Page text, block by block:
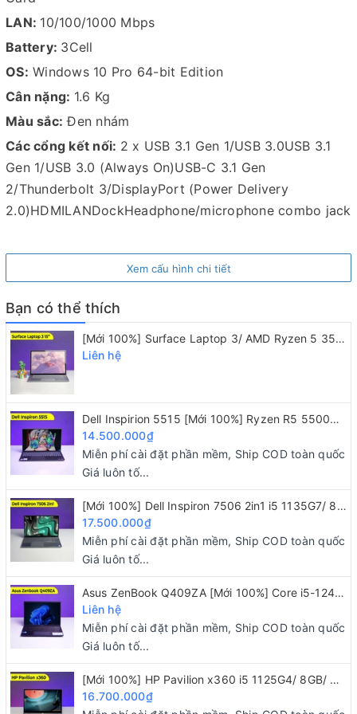
bằng nhựa, gia cố bằng sợi Carbon bền bỉ và được phủ
thế hệ cũ khiến cho nó không bị chảy và khó bong
chóc qua thời gian sử dụng. Khung Thinkpad T470S
được làm bằng magie khiến cho nó trở nên bền hơn và
nhẹ hơn với trọng lượng chỉ 1.3 kg. Xem thêm chi tiết
ngay phần bên dưới bạn nhé.
Bảo hành dài lâu, Giá tốt nhất thị trường
Chat với nhân viên tư vấn Online HoặcLIÊN HỆ
NGAY 077.340.8888
Đánh Giá Chi Tiết Lenovo Thinkpad T470s
Thiết Kế Lenovo Thinkpad T470s
Vẫn là ThinkPad, vẫn là một huyền thoại, vẫn là
một thiết kế của một doanh nhân mang trên
tạo vỏ máy gồm 2 phần, nắp máy bằng sợi
carbon pha nhựa và thân máy bằng magnesium
(magiê), hỗn hợp vật liệu này khiến T470s cũng
như những dòng ThinkPad T nói chung trở nên
nhẹ hơn và bền hơn. Trọng lượng của T470s là
1,3 kg thuận tiện nhẹ nhàng để bạn mang đi đến
cao, Lenovo cho biết chiếc máy đã vượt qua 12
bài thử nghiệm chuẩn quân sự và hơn 200 quy
trình kiểm tra chất lượng nên vô cùng bền bỉ
trong quá trình sử dụng.
LAN: 10/100/1000 Mbps
Battery: 3Cell
OS: Windows 10 Pro 64-bit Edition
Cân nặng: 1.6 Kg
Màu sắc: Đen nhám
Các cổng kết nối: 2 x USB 3.1 Gen 1/USB 3.0USB 3.1
Gen 1/USB 3.0 (Always On)USB-C 3.1 Gen
2/Thunderbolt 3/DisplayPort (Power Delivery
2.0)HDMILANDockHeadphone/microphone combo jack
Xem cấu hình chi tiết
Bạn có thể thích
[Mới 100%] Surface Laptop 3/ AMD Ryzen 5 3580U/ 8GB/ 128GB/ 15" 2K
Liên hệ
Dell Inspirion 5515 [Mới 100%] Ryzen R5 5500U/ 8GB/ 256GB/ 15.6" FHD IPS
14.500.000₫
Miễn phí cài đặt phần mềm, Ship COD toàn quốc
Giá luôn tố...
[Mới 100%] Dell Inspiron 7506 2in1 i5 1135G7/ 8GB/ 256GB/ 15.6 FHD
17.500.000₫
Miễn phí cài đặt phần mềm, Ship COD toàn quốc
Giá luôn tố...
Asus ZenBook Q409ZA [Mới 100%] Core i5-1240P/ 8GB/ 256GB/ 14" 2.8K OLED
Liên hệ
Miễn phí cài đặt phần mềm, Ship COD toàn quốc
Giá luôn tố...
[Mới 100%] HP Pavilion x360 i5 1125G4/ 8GB/ 512GB/ 14"FHD/ Touch 2 IN 1
16.700.000₫